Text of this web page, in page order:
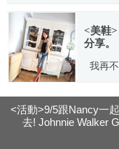
2014.04.10
<美鞋
分享。
我再
<活動>9/5跟Nancy一
去! Johnnie Walker